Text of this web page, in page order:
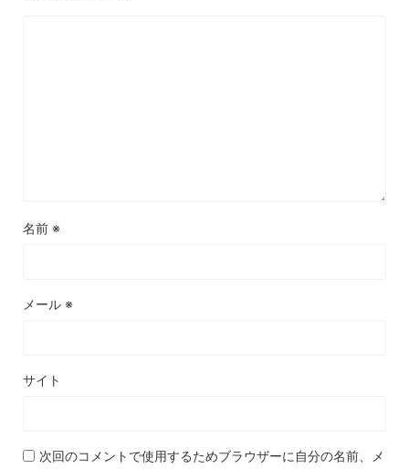
名前 ※
メール ※
サイト
次回のコメントで使用するためブラウザーに自分の名前、メ